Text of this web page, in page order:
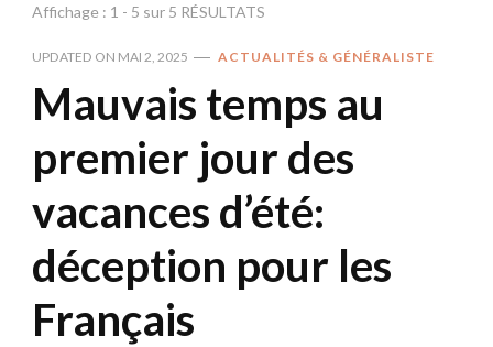
Affichage : 1 - 5 sur 5 RÉSULTATS
UPDATED ON MAI 2, 2025 ACTUALITÉS & GÉNÉRALISTE
Mauvais temps au
premier jour des
vacances d’été:
déception pour les
Français